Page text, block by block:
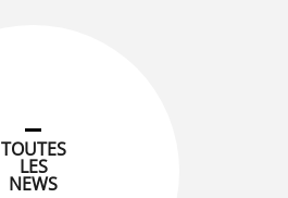
TOUTES
LES
NEWS